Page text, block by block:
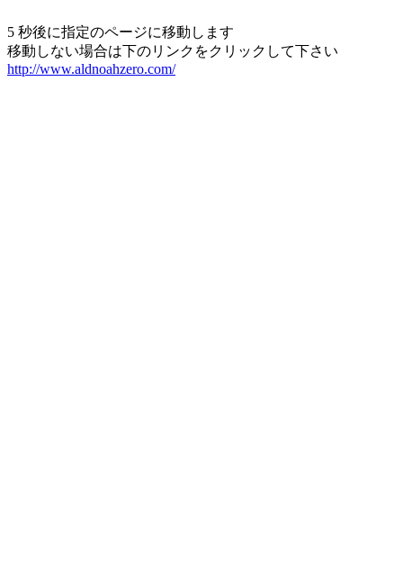
5 秒後に指定のページに移動します
移動しない場合は下のリンクをクリックして下さい
http://www.aldnoahzero.com/